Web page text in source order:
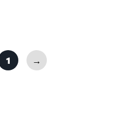
1 →